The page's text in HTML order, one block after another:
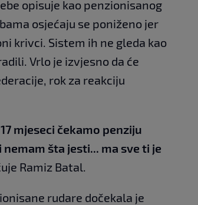
opisuje kao penzionisanog
osjećaju se poniženo jer
krivci. Sistem ih ne gleda kao
Vrlo je izvjesno da će
rok za reakciju
mjeseci čekamo penziju
šta jesti... ma sve ti je
Ramiz Batal.
rudare dočekala je